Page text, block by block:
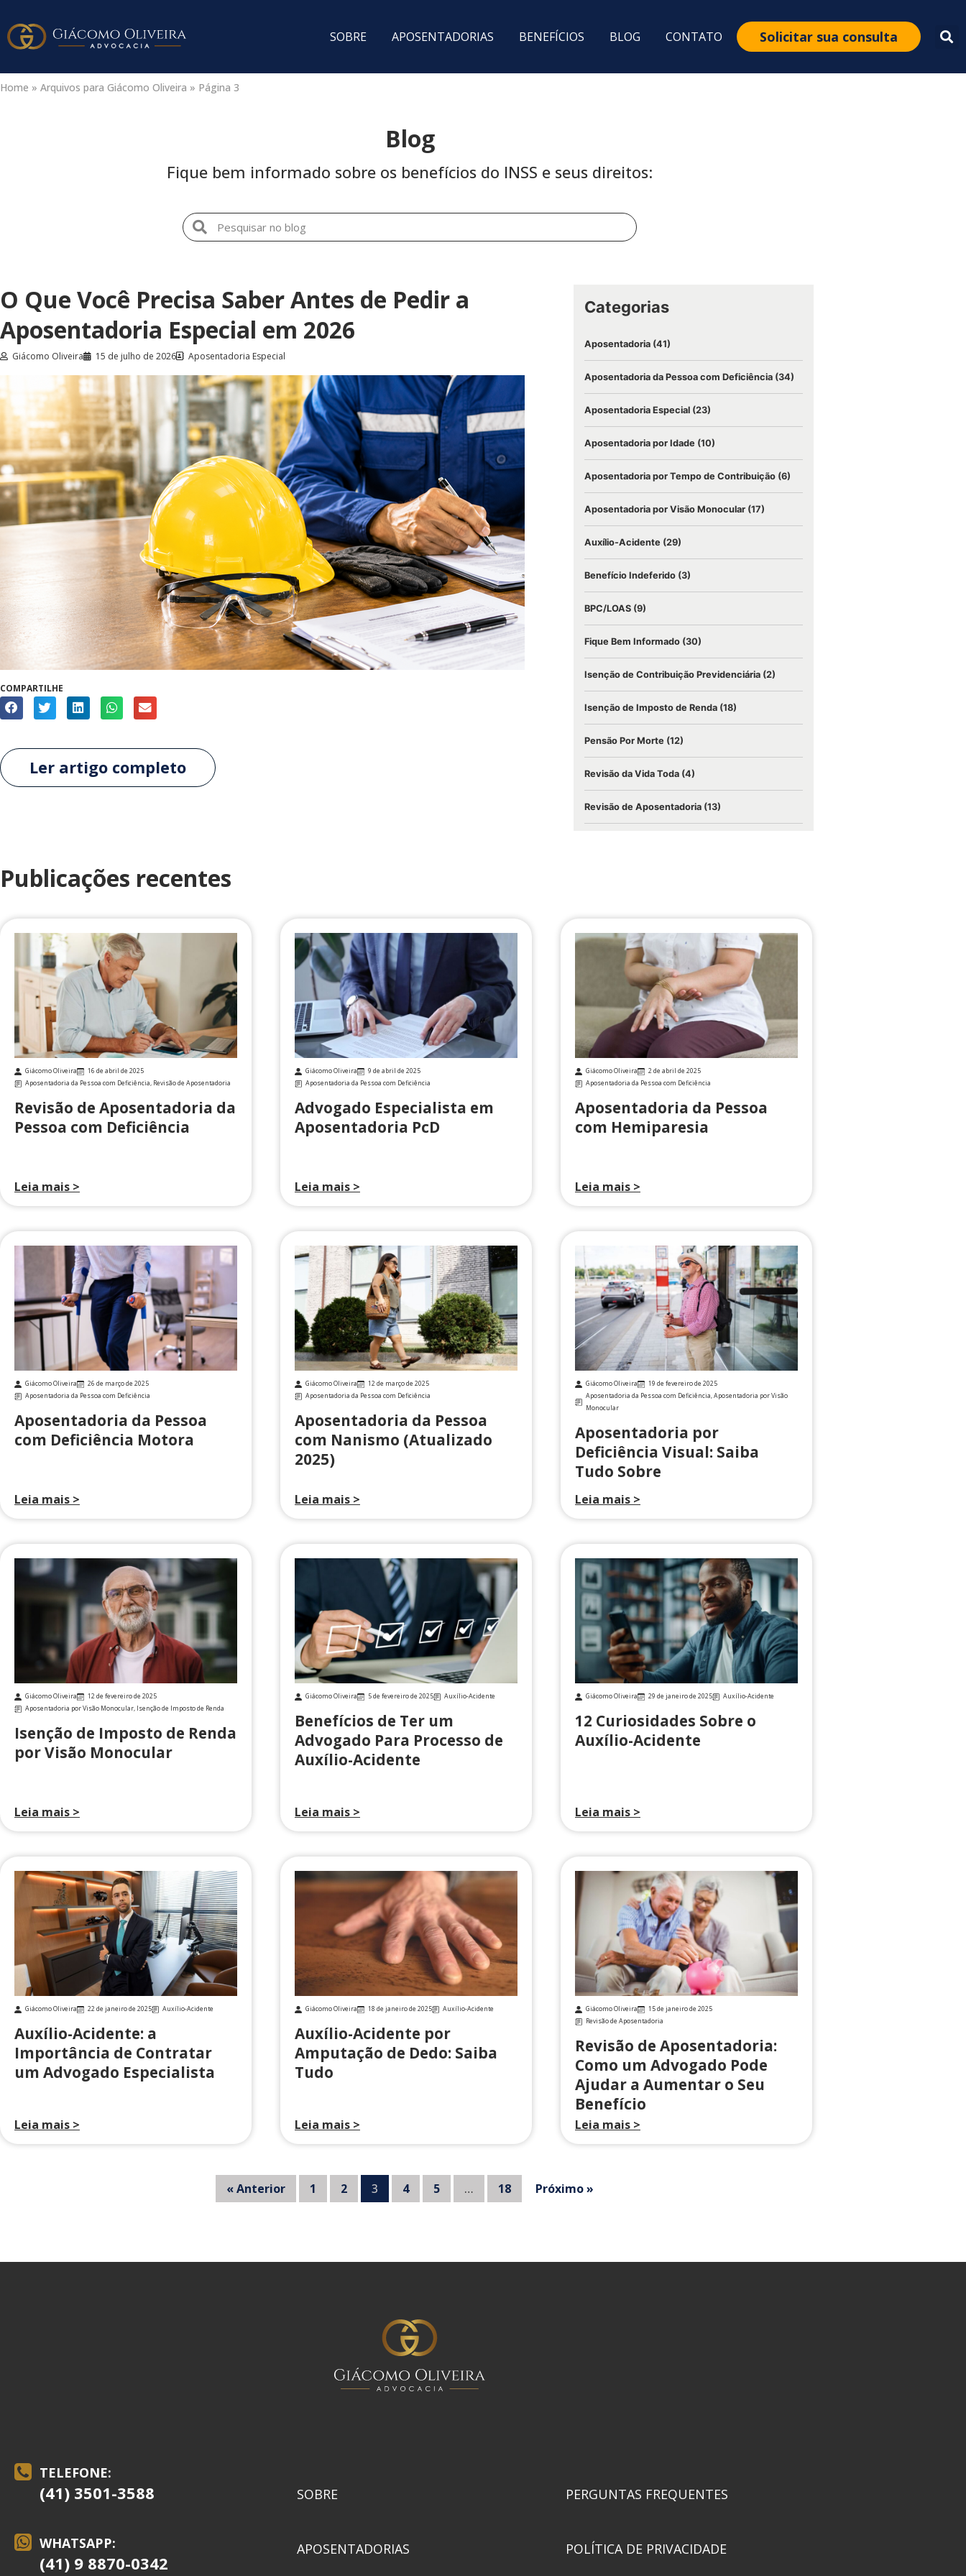
SOBRE APOSENTADORIAS BENEFÍCIOS BLOG CONTATO Solicitar sua consulta
Home » Arquivos para Giácomo Oliveira » Página 3
Blog
Fique bem informado sobre os benefícios do INSS e seus direitos:
O Que Você Precisa Saber Antes de Pedir a
Aposentadoria Especial em 2026
Giácomo Oliveira 15 de julho de 2026 Aposentadoria Especial
COMPARTILHE
Ler artigo completo
Categorias
Aposentadoria (41)
Aposentadoria da Pessoa com Deficiência (34)
Aposentadoria Especial (23)
Aposentadoria por Idade (10)
Aposentadoria por Tempo de Contribuição (6)
Aposentadoria por Visão Monocular (17)
Auxílio-Acidente (29)
Benefício Indeferido (3)
BPC/LOAS (9)
Fique Bem Informado (30)
Isenção de Contribuição Previdenciária (2)
Isenção de Imposto de Renda (18)
Pensão Por Morte (12)
Revisão da Vida Toda (4)
Revisão de Aposentadoria (13)
Publicações recentes
Giácomo Oliveira
16 de abril de 2025
Aposentadoria da Pessoa com Deficiência, Revisão de Aposentadoria
Revisão de Aposentadoria da
Pessoa com Deficiência
Leia mais >
Giácomo Oliveira
9 de abril de 2025
Aposentadoria da Pessoa com Deficiência
Advogado Especialista em
Aposentadoria PcD
Leia mais >
Giácomo Oliveira
2 de abril de 2025
Aposentadoria da Pessoa com Deficiência
Aposentadoria da Pessoa
com Hemiparesia
Leia mais >
Giácomo Oliveira
26 de março de 2025
Aposentadoria da Pessoa com Deficiência
Aposentadoria da Pessoa
com Deficiência Motora
Leia mais >
Giácomo Oliveira
12 de março de 2025
Aposentadoria da Pessoa com Deficiência
Aposentadoria da Pessoa
com Nanismo (Atualizado
2025)
Leia mais >
Giácomo Oliveira
19 de fevereiro de 2025
Aposentadoria da Pessoa com Deficiência,Aposentadoria por Visão
Monocular
Aposentadoria por
Deficiência Visual: Saiba
Tudo Sobre
Leia mais >
Giácomo Oliveira
12 de fevereiro de 2025
Aposentadoria por Visão Monocular, Isenção de Imposto de Renda
Isenção de Imposto de Renda
por Visão Monocular
Leia mais >
Giácomo Oliveira 5 de fevereiro de 2025 Auxílio-Acidente
Benefícios de Ter um
Advogado Para Processo de
Auxílio-Acidente
Leia mais >
Giácomo Oliveira 29 de janeiro de 2025 Auxílio-Acidente
12 Curiosidades Sobre o
Auxílio-Acidente
Leia mais >
Giácomo Oliveira 22 de janeiro de 2025 Auxílio-Acidente
Auxílio-Acidente: a
Importância de Contratar
um Advogado Especialista
Leia mais >
Giácomo Oliveira 18 de janeiro de 2025 Auxílio-Acidente
Auxílio-Acidente por
Amputação de Dedo: Saiba
Tudo
Leia mais >
Giácomo Oliveira
15 de janeiro de 2025
Revisão de Aposentadoria
Revisão de Aposentadoria:
Como um Advogado Pode
Ajudar a Aumentar o Seu
Benefício
Leia mais >
« Anterior 1 2 3 4 5 … 18 Próximo »
TELEFONE:
(41) 3501-3588
WHATSAPP:
(41) 9 8870-0342
SOBRE
APOSENTADORIAS
PERGUNTAS FREQUENTES
POLÍTICA DE PRIVACIDADE